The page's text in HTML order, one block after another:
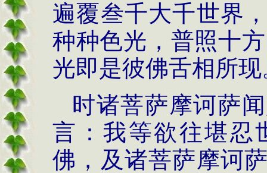
遍覆叁千大千世界
种种色光，普照十
光即是彼佛舌相所现
时诸菩萨摩诃萨
言：我等欲往堪忍
佛，及诸菩萨摩诃